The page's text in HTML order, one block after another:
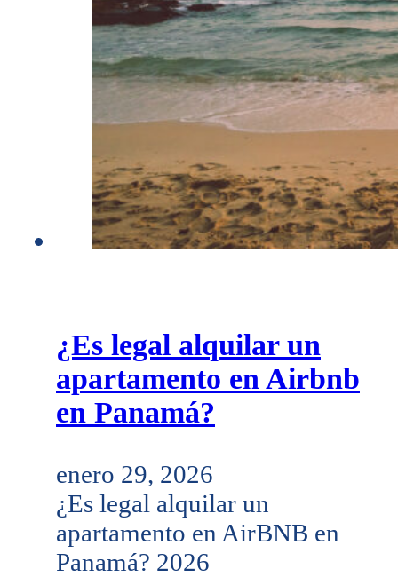
¿Es legal alquilar un
apartamento en Airbnb
en Panamá?
enero 29, 2026
¿Es legal alquilar un
apartamento en AirBNB en
Panamá? 2026